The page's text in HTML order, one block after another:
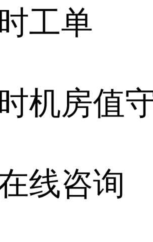
工单
机房值
线咨询